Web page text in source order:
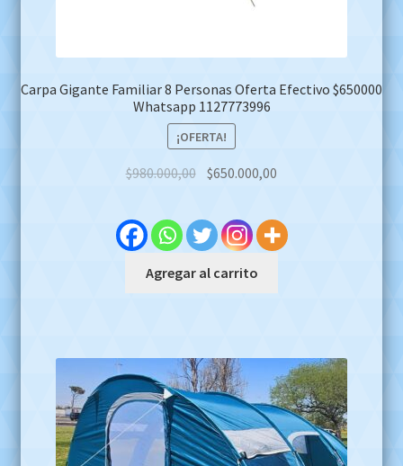
Carpa Gigante Familiar 8 Personas Oferta Efectivo $650000
Whatsapp 1127773996
¡OFERTA!
$980.000,00 Original
was:
$980.000,00.
$650.000,00
is:
$650.000,00.
Agregar al carrito